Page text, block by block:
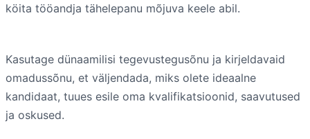
köita tööandja tähelepanu mõjuva keele abil.
Kasutage dünaamilisi tegevustegusõnu ja kirjeldavaid
omadussõnu, et väljendada, miks olete ideaalne
kandidaat, tuues esile oma kvalifikatsioonid, saavutused
ja oskused.